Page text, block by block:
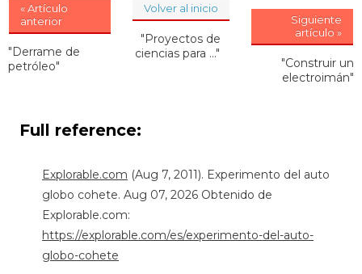
« Artículo
anterior
"Derrame de
petróleo"
Volver al inicio
"Proyectos de
ciencias para ..."
Siguiente
artículo »
"Construir un
electroimán"
Full reference:
Explorable.com (Aug 7, 2011). Experimento del auto
globo cohete. Aug 07, 2026 Obtenido de
Explorable.com:
https://explorable.com/es/experimento-del-auto-
globo-cohete